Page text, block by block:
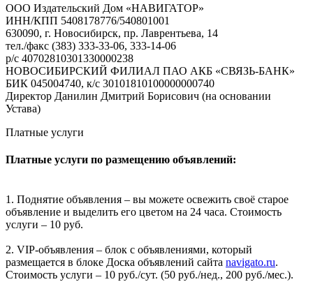
ООО Издательский Дом «НАВИГАТОР»
ИНН/КПП 5408178776/540801001
630090, г. Новосибирск, пр. Лаврентьева, 14
тел./факс (383) 333-33-06, 333-14-06
р/с 40702810301330000238
НОВОСИБИРСКИЙ ФИЛИАЛ ПАО АКБ «СВЯЗЬ-БАНК»
БИК 045004740, к/с 30101810100000000740
Директор Данилин Дмитрий Борисович (на основании
Устава)
Платные услуги
Платные услуги по размещению объявлений:
1. Поднятие объявления – вы можете освежить своё старое
объявление и выделить его цветом на 24 часа. Стоимость
услуги – 10 руб.
2. VIP-объявления – блок с объявлениями, который
размещается в блоке Доска объявлений сайта navigato.ru.
Стоимость услуги – 10 руб./сут. (50 руб./нед., 200 руб./мес.).